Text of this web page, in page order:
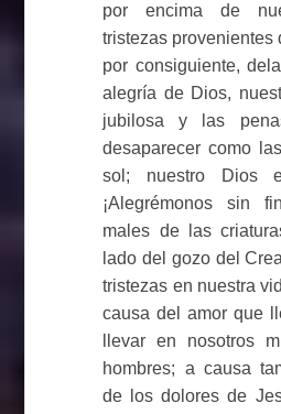
por encima de
tristezas provenientes
por consiguiente,
alegría de Dios,
jubilosa y las
desaparecer como
sol; nuestro Dios
¡Alegrémonos sin
males de las
lado del gozo del
tristezas en nuestra
causa del amor que
llevar en nosotros
hombres; a causa
de los dolores de